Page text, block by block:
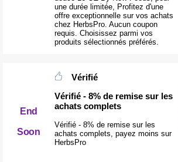
une durée limitée, Profitez d'une
offre exceptionnelle sur vos achats
chez HerbsPro. Aucun coupon
requis. Choisissez parmi vos
produits sélectionnés préférés.
End
Soon
Vérifié
Vérifié - 8% de remise sur les
achats complets
Vérifié - 8% de remise sur les
achats complets, payez moins sur
HerbsPro